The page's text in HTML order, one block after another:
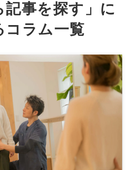
記事を探す」に
コラム一覧